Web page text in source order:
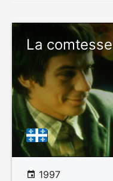
La
1997